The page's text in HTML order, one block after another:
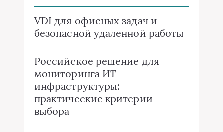
VDI для офисных задач и
безопасной удаленной работы
Российское решение для
мониторинга ИТ-
инфраструктуры:
практические критерии
выбора